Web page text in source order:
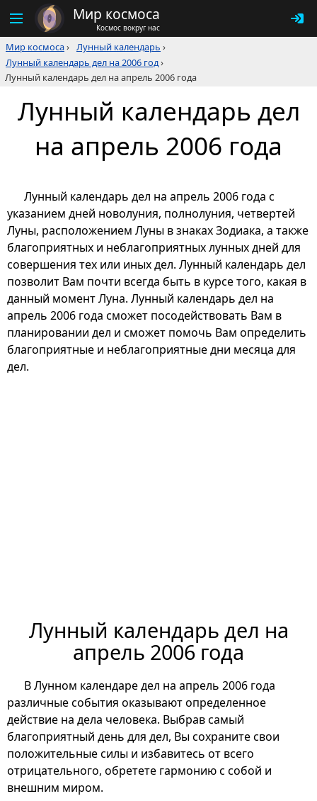
Мир космоса
Космос вокруг нас
Мир космоса› Лунный календарь ›
Лунный календарь дел на 2006 год›
Лунный календарь дел на апрель 2006 года
Лунный календарь дел
на апрель 2006 года
Лунный календарь дел на апрель 2006 года с
указанием дней новолуния, полнолуния, четвертей
Луны, расположением Луны в знаках Зодиака, а также
благоприятных и неблагоприятных лунных дней для
совершения тех или иных дел. Лунный календарь дел
позволит Вам почти всегда быть в курсе того, какая в
данный момент Луна. Лунный календарь дел на
апрель 2006 года сможет посодействовать Вам в
планировании дел и сможет помочь Вам определить
благоприятные и неблагоприятные дни месяца для
дел.
Лунный календарь дел на
апрель 2006 года
В Лунном календаре дел на апрель 2006 года
различные события оказывают определенное
действие на дела человека. Выбрав самый
благоприятный день для дел, Вы сохраните свои
положительные силы и избавитесь от всего
отрицательного, обретете гармонию с собой и
внешним миром.